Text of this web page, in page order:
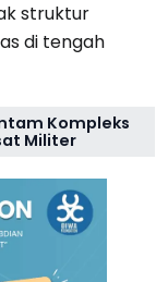
struktur
di tengah
Kompleks
Militer